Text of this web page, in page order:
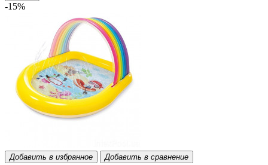
-15%
Добавить в избранное Добавить в сравнение